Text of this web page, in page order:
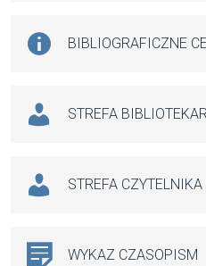
BIBLIOGRAFICZNE
STREFA
STREFA CZYTELNIKA
WYKAZ CZASOPISM